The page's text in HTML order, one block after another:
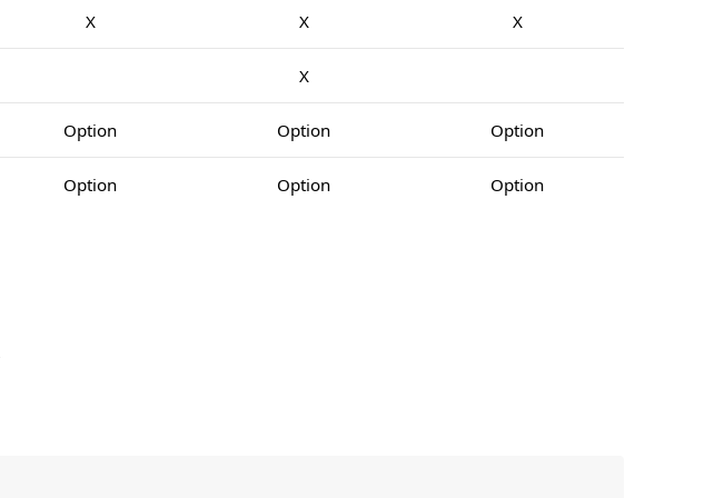
X X X
X
Option Option Option
Option Option Option